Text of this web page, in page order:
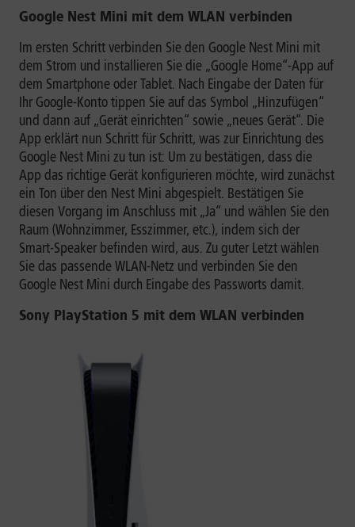
Google Nest Mini mit dem WLAN verbinden
Im ersten Schritt verbinden Sie den Google Nest Mini mit
dem Strom und installieren Sie die „Google Home“-App auf
dem Smartphone oder Tablet. Nach Eingabe der Daten für
Ihr Google-Konto tippen Sie auf das Symbol „Hinzufügen“
und dann auf „Gerät einrichten“ sowie „neues Gerät“. Die
App erklärt nun Schritt für Schritt, was zur Einrichtung des
Google Nest Mini zu tun ist: Um zu bestätigen, dass die
App das richtige Gerät konfigurieren möchte, wird zunächst
ein Ton über den Nest Mini abgespielt. Bestätigen Sie
diesen Vorgang im Anschluss mit „Ja“ und wählen Sie den
Raum (Wohnzimmer, Esszimmer, etc.), indem sich der
Smart-Speaker befinden wird, aus. Zu guter Letzt wählen
Sie das passende WLAN-Netz und verbinden Sie den
Google Nest Mini durch Eingabe des Passworts damit.
Sony PlayStation 5 mit dem WLAN verbinden